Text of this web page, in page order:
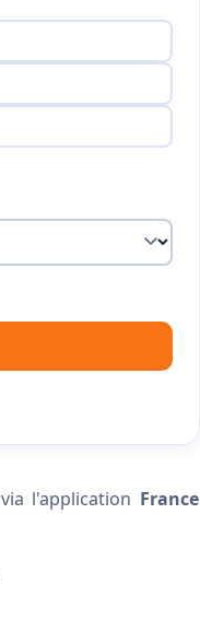
via l'application France